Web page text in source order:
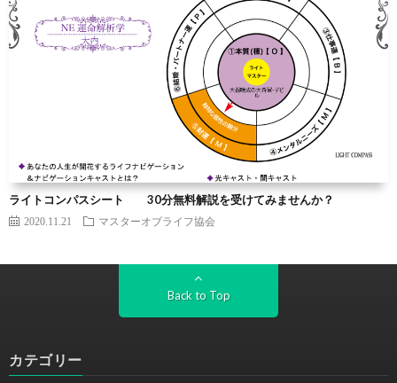
ライトコンパスシート 30分無料解説を受けてみませんか？
2020.11.21 マスターオブライフ協会
Back to Top
カテゴリー